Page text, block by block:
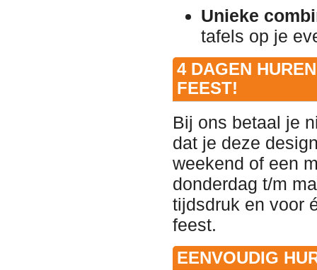
Unieke
tafels op je
4 DAGEN
FEEST!
Bij ons betaal je
dat je deze
weekend of een
donderdag t/m
tijdsdruk en voor
feest.
EENVOUDIG